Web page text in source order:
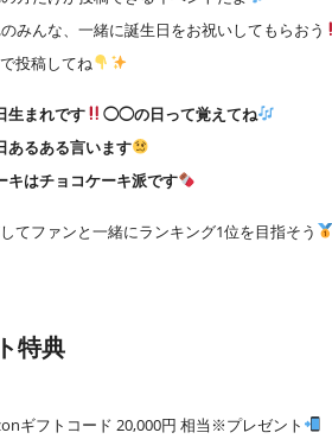
みんな、一緒に誕生日をお祝いしてもらおう
投稿してね
まれです
◯◯の日って覚えてね
あるある言います
キはチョコケーキ派です
てファンと一緒にランキング1位を目指そう
特典
ギフトコード 20,000円 相当※プレゼント